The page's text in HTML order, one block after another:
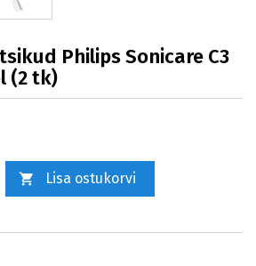
Philips Sonicare C3
(2 tk)
 Lisa ostukorvi